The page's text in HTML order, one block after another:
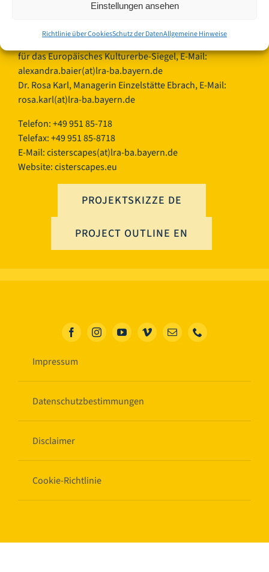
Einstellungen ansehen
Richtlinie über CookiesSchutz der DatenAllgemeine Hinweise
Ansprechpartnerinnen TEAM Cisterscapes/Landkreis
Bamberg:
Mag.phil. Alexandra Baier, transnationale Koordination
für das Europäisches Kulturerbe-Siegel, E-Mail:
alexandra.baier(at)lra-ba.bayern.de
Dr. Rosa Karl, Managerin Einzelstätte Ebrach, E-Mail:
rosa.karl(at)lra-ba.bayern.de
Telefon: +49 951 85-718
Telefax: +49 951 85-8718
E-Mail:cisterscapes(at)lra-ba.bayern.de
Website: cisterscapes.eu
PROJEKTSKIZZE DE
PROJECT OUTLINE EN
Impressum
Datenschutzbestimmungen
Disclaimer
Cookie-Richtlinie